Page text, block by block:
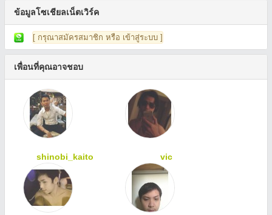
ข้อมูลโซเชียลเน็ตเวิร์ค
[ กรุณาสมัครสมาชิก หรือ เข้าสู่ระบบ ]
เพื่อนที่คุณอาจชอบ
shinobi_kaito vic